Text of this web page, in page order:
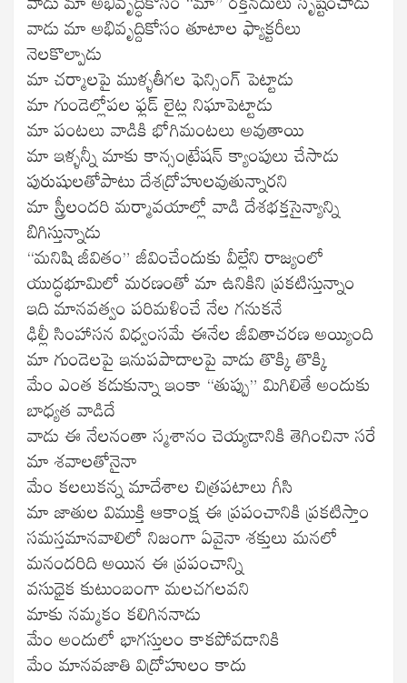
వాడు మా అభివృద్దికోసం తూటాల ఫ్యాక్టరీలు
నెలకొల్పాడు
మా చర్మాలపై ముళ్ళతీగల ఫెన్సింగ్ పెట్టాడు
మా గుండెల్లోపల ఫ్లడ్ లైట్ల నిఘాపెట్టాడు
మా పంటలు వాడికి భోగిమంటలు అవుతాయి
మా ఇళ్ళన్నీ మాకు కాన్సంట్రేషన్ క్యాంపులు చేసాడు
పురుషులతోపాటు దేశద్రోహులవుతున్నారని
మా స్త్రీలందరి మర్మావయాల్లో వాడి దేశభక్తసైన్యాన్ని
బిగిస్తున్నాడు
“మనిషి జీవితం” జీవించేందుకు వీల్లేని రాజ్యంలో
యుద్ధభూమిలో మరణంతో మా ఉనికిని ప్రకటిస్తున్నాం
ఇది మానవత్వం పరిమళించే నేల గనుకనే
ఢిల్లీ సింహాసన విధ్వంసమే ఈనేల జీవితాచరణ అయ్యింది
మా గుండెలపై ఇనుపపాదాలపై వాడు తొక్కి తొక్కి
మేం ఎంత కడుకున్నా ఇంకా “తుప్పు” మిగిలితే అందుకు
బాధ్యత వాడిదే
వాడు ఈ నేలనంతా స్మశానం చెయ్యడానికి తెగించినా సరే
మా శవాలతోనైనా
మేం కలలుకన్న మాదేశాల చిత్రపటాలు గీసి
మా జాతుల విముక్తి ఆకాంక్ష ఈ ప్రపంచానికి ప్రకటిస్తాం
సమస్తమానవాలిలో నిజంగా ఏవైనా శక్తులు మనలో
మనందరిది అయిన ఈ ప్రపంచాన్ని
వసుధైక కుటుంబంగా మలచగలవని
మాకు నమ్మకం కలిగిననాడు
మేం అందులో భాగస్తులం కాకపోవడానికి
మేం మానవజాతి విద్రోహులం కాదు